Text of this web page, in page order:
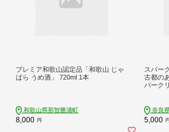
プレミア和歌山認定品「和歌山 じゃ
ばら うめ酒」 720ml 1本
和歌山県那智勝浦町
8,000 円
スパー
古都の
パーク
ザート
誕生日
り物 株
奈良
5,000 円